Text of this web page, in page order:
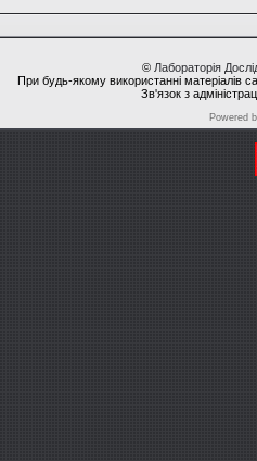
© Лабораторія
При будь-якому використанні матеріалів
Зв'язок з
Powered